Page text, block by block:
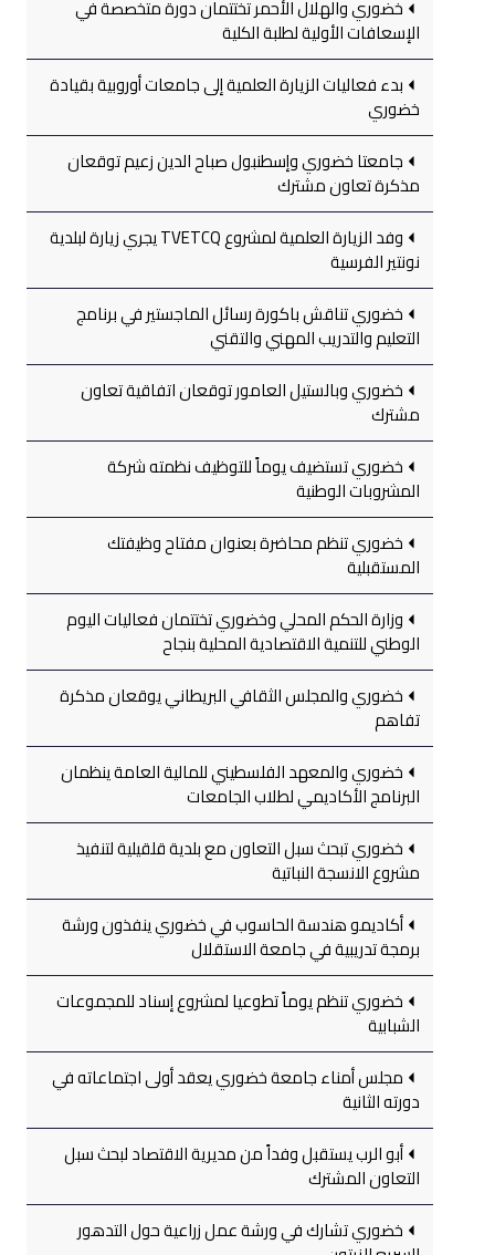
خضوري والهلال الأحمر تختتمان دورة متخصصة في
الإسعافات الأولية لطلبة الكلية
بدء فعاليات الزيارة العلمية إلى جامعات أوروبية بقيادة
خضوري
جامعتا خضوري وإسطنبول صباح الدين زعيم توقعان
مذكرة تعاون مشترك
وفد الزيارة العلمية لمشروع TVETCQ يجري زيارة لبلدية
نونتير الفرسية
خضوري تناقش باكورة رسائل الماجستير في برنامج
التعليم والتدريب المهني والتقني
خضوري وبالستيل العامور توقعان اتفاقية تعاون
مشترك
خضوري تستضيف يوماً للتوظيف نظمته شركة
المشروبات الوطنية
خضوري تنظم محاضرة بعنوان مفتاح وظيفتك
المستقبلية
وزارة الحكم المحلي وخضوري تختتمان فعاليات اليوم
الوطني للتنمية الاقتصادية المحلية بنجاح
خضوري والمجلس الثقافي البريطاني يوقعان مذكرة
تفاهم
خضوري والمعهد الفلسطيني للمالية العامة ينظمان
البرنامج الأكاديمي لطلاب الجامعات
خضوري تبحث سبل التعاون مع بلدية قلقيلية لتنفيذ
مشروع الانسجة النباتية
أكاديمو هندسة الحاسوب في خضوري ينفذون ورشة
برمجة تدريبية في جامعة الاستقلال
خضوري تنظم يوماً تطوعيا لمشروع إسناد للمجموعات
الشبابية
مجلس أمناء جامعة خضوري يعقد أولى اجتماعاته في
دورته الثانية
أبو الرب يستقبل وفداً من مديرية الاقتصاد لبحث سبل
التعاون المشترك
خضوري تشارك في ورشة عمل زراعية حول التدهور